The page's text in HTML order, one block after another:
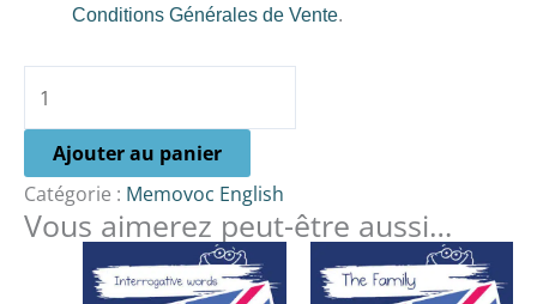
Conditions Générales de Vente.
Ajouter au panier
Catégorie : Memovoc English
Vous aimerez peut-être aussi…